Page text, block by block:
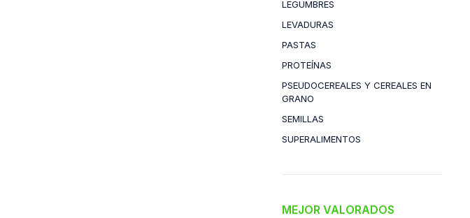
LEGUMBRES
LEVADURAS
PASTAS
PROTEÍNAS
PSEUDOCEREALES Y CEREALES EN
GRANO
SEMILLAS
SUPERALIMENTOS
MEJOR VALORADOS